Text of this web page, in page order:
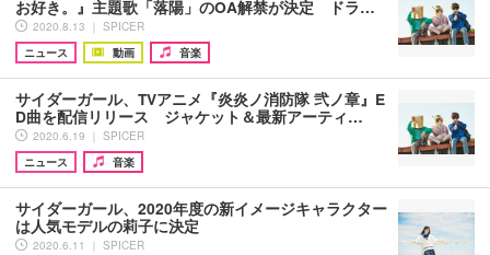
お好き。』主題歌「落陽」のOA解禁が決定 ドラ…
2020.8.13 ｜ SPICER
ニュース
動画 音楽
サイダーガール、TVアニメ『炎炎ノ消防隊 弐ノ章』E
D曲を配信リリース ジャケット＆最新アーティ…
2020.6.19 ｜ SPICER
ニュース
音楽
サイダーガール、2020年度の新イメージキャラクター
は人気モデルの莉子に決定
2020.6.11 ｜ SPICER